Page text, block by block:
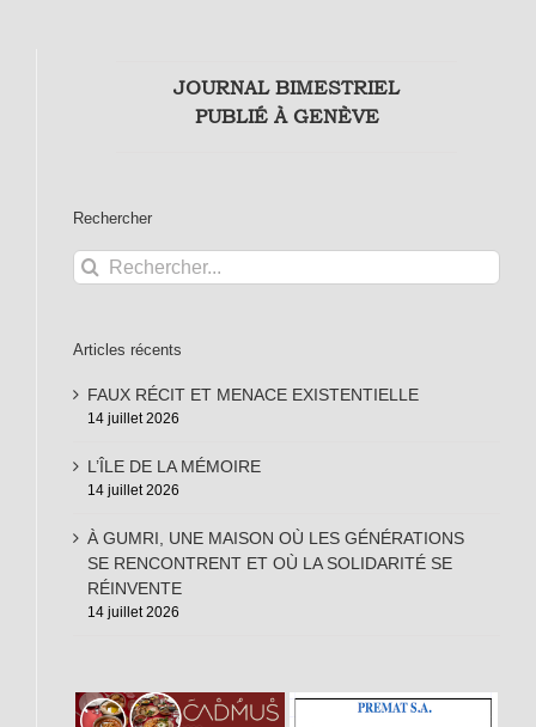
JOURNAL BIMESTRIEL
PUBLIÉ À GENÈVE
Rechercher
Rechercher:
Articles récents
FAUX RÉCIT ET MENACE EXISTENTIELLE
14 juillet 2026
L’ÎLE DE LA MÉMOIRE
14 juillet 2026
À GUMRI, UNE MAISON OÙ LES GÉNÉRATIONS
SE RENCONTRENT ET OÙ LA SOLIDARITÉ SE
RÉINVENTE
14 juillet 2026